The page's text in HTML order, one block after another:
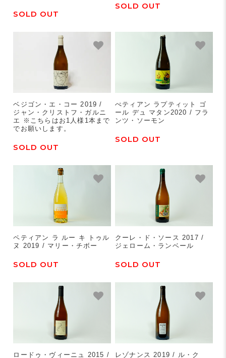
SOLD OUT
SOLD OUT
ベジゴン・エ・コー 2019 /
ジャン・クリストフ・ガルニ
エ ※こちらはお1人様1本まで
でお願いします。
SOLD OUT
ぺティアン ラプティット ゴ
ール デュ マタン2020 / フラ
ンツ・ソーモン
SOLD OUT
ペティアン ラ ルー キ トゥル
ヌ 2019 / マリー・チボー
SOLD OUT
クーレ・ド・ソース 2017 /
ジェローム・ランベール
SOLD OUT
ロードゥ・ヴィーニュ 2015 / レゾナンス 2019 / ル・ク